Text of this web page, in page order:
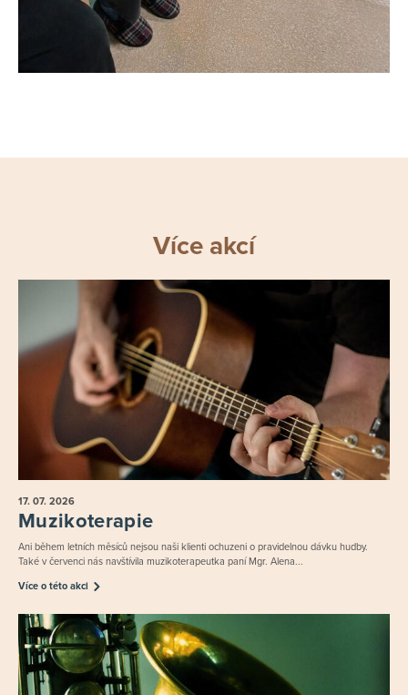
Více akcí
17. 07. 2026
Muzikoterapie
Ani během letních měsíců nejsou naši klienti ochuzeni o pravidelnou dávku hudby.
Také v červenci nás navštívila muzikoterapeutka paní Mgr. Alena...
Více o této akci